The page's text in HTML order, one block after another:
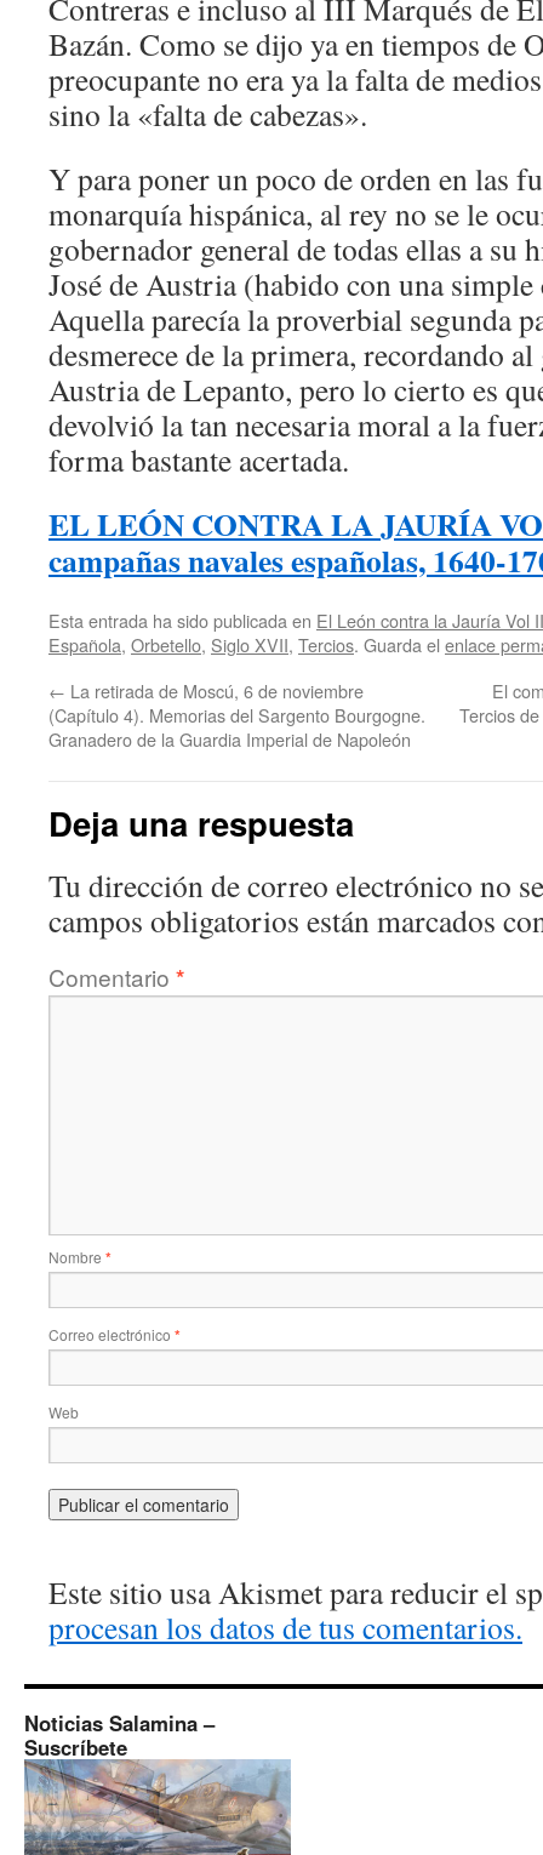
Contreras e incluso al III Marqués de
Bazán. Como se dijo ya en tiempos de
preocupante no era ya la falta de
sino la «falta de cabezas».
Y para poner un poco de orden en las
monarquía hispánica, al rey no se le
gobernador general de todas ellas a su
José de Austria (habido con una
Aquella parecía la proverbial segunda
desmerece de la primera, recordando
Austria de Lepanto, pero lo cierto es
devolvió la tan necesaria moral a la
forma bastante acertada.
EL LEÓN CONTRA LA JAURÍA
campañas navales españolas, 1640-
Esta entrada ha sido publicada en El León contra la Jauría Vol II
Española, Orbetello, Siglo XVII, Tercios. Guarda el enlace
← La retirada de Moscú, 6 de noviembre
(Capítulo 4). Memorias del Sargento Bourgogne.
Granadero de la Guardia Imperial de Napoleón
El
Tercios
Deja una respuesta
Tu dirección de correo electrónico no
campos obligatorios están marcados
Comentario *
Nombre *
Correo electrónico *
Web
Este sitio usa Akismet para reducir el
procesan los datos de tus comentarios.
Noticias Salamina –
Suscríbete